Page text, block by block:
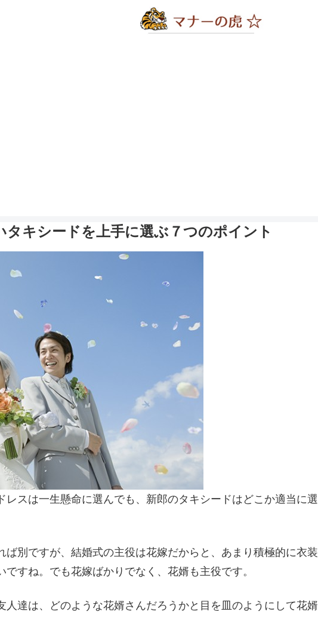
タキシードを上手に選ぶ７つのポイント
レスは一生懸命に選んでも、新郎のタキシードはどこか適当に選
ば別ですが、結婚式の主役は花嫁だからと、あまり積極的に衣装
すね。でも花嫁ばかりでなく、花婿も主役です。
人達は、どのような花婿さんだろうかと目を皿のようにして花婿